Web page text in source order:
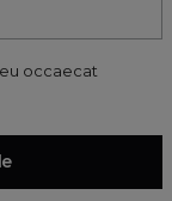
occaecat